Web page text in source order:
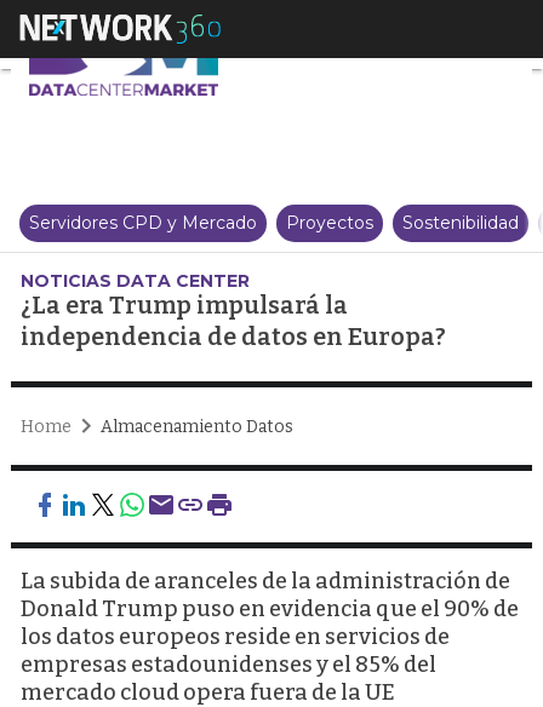
¿La era Trump impulsará la
Servidores CPD y Mercado Proyectos Sostenibilidad
NOTICIAS DATA CENTER
¿La era Trump impulsará la
independencia de datos en Europa?
Home Almacenamiento Datos
La subida de aranceles de la administración de
Donald Trump puso en evidencia que el 90% de
los datos europeos reside en servicios de
empresas estadounidenses y el 85% del
mercado cloud opera fuera de la UE